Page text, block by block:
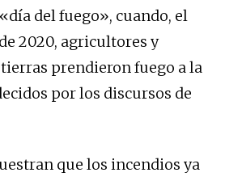
del fuego», cuando, el
de 2020, agricultores y
prendieron fuego a la
por los discursos de
que los incendios ya